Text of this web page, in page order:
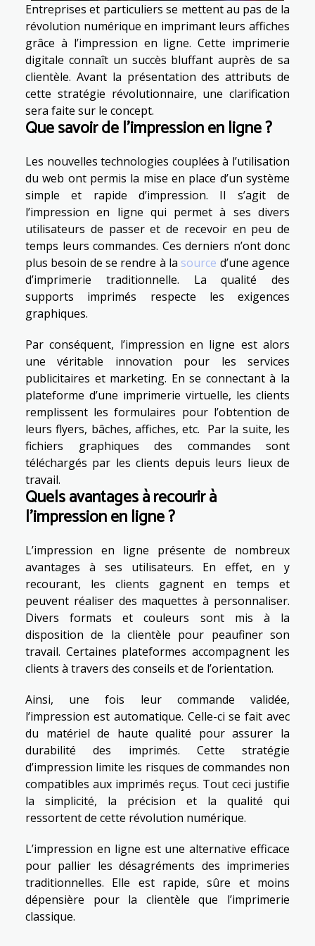
Entreprises et particuliers se mettent au pas de la
révolution numérique en imprimant leurs affiches
grâce à l’impression en ligne. Cette imprimerie
digitale connaît un succès bluffant auprès de sa
clientèle. Avant la présentation des attributs de
cette stratégie révolutionnaire, une clarification
sera faite sur le concept.
Que savoir de l’impression en ligne ?
Les nouvelles technologies couplées à l’utilisation
du web ont permis la mise en place d’un système
simple et rapide d’impression. Il s’agit de
l’impression en ligne qui permet à ses divers
utilisateurs de passer et de recevoir en peu de
temps leurs commandes. Ces derniers n’ont donc
plus besoin de se rendre à la source d’une agence
d’imprimerie traditionnelle. La qualité des
supports imprimés respecte les exigences
graphiques.
Par conséquent, l’impression en ligne est alors
une véritable innovation pour les services
publicitaires et marketing. En se connectant à la
plateforme d’une imprimerie virtuelle, les clients
remplissent les formulaires pour l’obtention de
leurs flyers, bâches, affiches, etc. Par la suite, les
fichiers graphiques des commandes sont
téléchargés par les clients depuis leurs lieux de
travail.
Quels avantages à recourir à
l’impression en ligne ?
L’impression en ligne présente de nombreux
avantages à ses utilisateurs. En effet, en y
recourant, les clients gagnent en temps et
peuvent réaliser des maquettes à personnaliser.
Divers formats et couleurs sont mis à la
disposition de la clientèle pour peaufiner son
travail. Certaines plateformes accompagnent les
clients à travers des conseils et de l’orientation.
Ainsi, une fois leur commande validée,
l’impression est automatique. Celle-ci se fait avec
du matériel de haute qualité pour assurer la
durabilité des imprimés. Cette stratégie
d’impression limite les risques de commandes non
compatibles aux imprimés reçus. Tout ceci justifie
la simplicité, la précision et la qualité qui
ressortent de cette révolution numérique.
L’impression en ligne est une alternative efficace
pour pallier les désagréments des imprimeries
traditionnelles. Elle est rapide, sûre et moins
dépensière pour la clientèle que l’imprimerie
classique.